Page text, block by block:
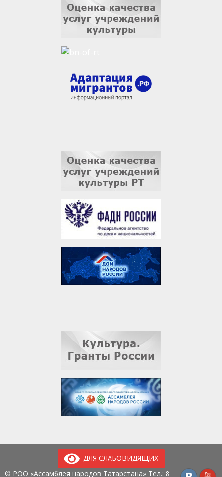
ДЛЯ СЛАБОВИДЯЩИХ
© РОО «Ассамблея народов Татарстана» Тел.: 8